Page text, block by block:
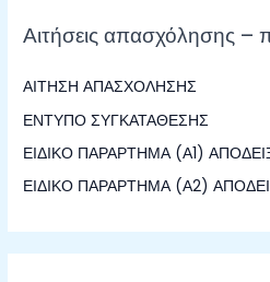
ι
α
Αιτήσεις απασχόλησης –
ΑΙΤΗΣΗ ΑΠΑΣΧΟΛΗΣΗΣ
ΕΝΤΥΠΟ ΣΥΓΚΑΤΑΘΕΣΗΣ
ΕΙΔΙΚΟ ΠΑΡΑΡΤΗΜΑ (Α1)
ΕΙΔΙΚΟ ΠΑΡΑΡΤΗΜΑ (Α2)